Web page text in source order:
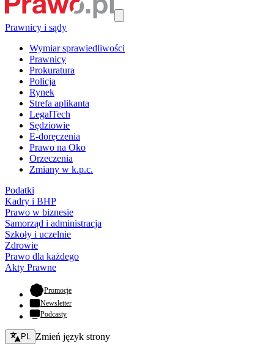
Prawnicy i sądy
Wymiar sprawiedliwości
Prawnicy
Prokuratura
Policja
Rynek
Strefa aplikanta
LegalTech
Sędziowie
E-doręczenia
Prawo na Oko
Orzeczenia
Zmiany w k.p.c.
Podatki
Kadry i BHP
Prawo w biznesie
Samorząd i administracja
Szkoły i uczelnie
Zdrowie
Prawo dla każdego
Akty Prawne
Promocje- otwiera się w nowej karcie
Newsletter
Podcasty
Zmień język - bieżący:
PL Zmień język strony